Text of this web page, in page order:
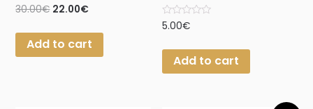
Rated
0
of
30.00€ 22.00€
Add to cart
Rated
0
of
5.00€
Add to cart